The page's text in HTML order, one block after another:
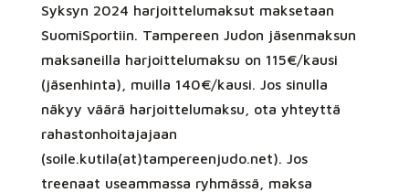
Syksyn 2024 harjoittelumaksut maksetaan
SuomiSportiin. Tampereen Judon jäsenmaksun
maksaneilla harjoittelumaksu on 115€/kausi
(jäsenhinta), muilla 140€/kausi. Jos sinulla
näkyy väärä harjoittelumaksu, ota yhteyttä
rahastonhoitajajaan
(soile.kutila(at)tampereenjudo.net). Jos
treenaat useammassa ryhmässä, maksa